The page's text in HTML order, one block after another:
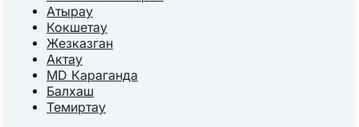
Атырау
Кокшетау
Жезказган
Актау
MD Караганда
Балхаш
Темиртау